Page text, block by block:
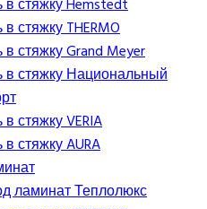
в стяжку Hemstedt
стяжку THERMO
в стяжку Grand Meyer
в стяжку Национальный
стяжку VERIA
стяжку AURA
ламинат Теплолюкс